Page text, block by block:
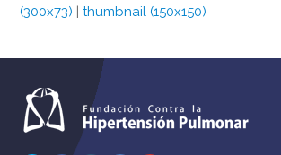
(300x73) |thumbnail (150x150)